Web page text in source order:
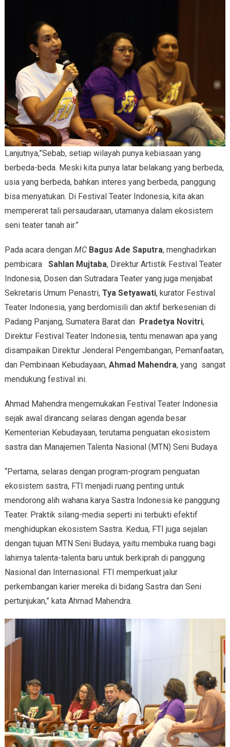
Lanjutnya,”Sebab, setiap wilayah punya kebiasaan yang
berbeda-beda. Meski kita punya latar belakang yang berbeda,
usia yang berbeda, bahkan interes yang berbeda, panggung
bisa menyatukan. Di Festival Teater Indonesia, kita akan
mempererat tali persaudaraan, utamanya dalam ekosistem
seni teater tanah air.”
Pada acara dengan MC Bagus Ade Saputra, menghadirkan
pembicara Sahlan Mujtaba, Direktur Artistik Festival Teater
Indonesia, Dosen dan Sutradara Teater yang juga menjabat
Sekretaris Umum Penastri, Tya Setyawati, kurator Festival
Teater Indonesia, yang berdomisili dan aktif berkesenian di
Padang Panjang, Sumatera Barat dan Pradetya Novitri,
Direktur Festival Teater Indonesia, tentu menawan apa yang
disampaikan Direktur Jenderal Pengembangan, Pemanfaatan,
dan Pembinaan Kebudayaan, Ahmad Mahendra, yang sangat
mendukung festival ini.
Ahmad Mahendra mengemukakan Festival Teater Indonesia
sejak awal dirancang selaras dengan agenda besar
Kementerian Kebudayaan, terutama penguatan ekosistem
sastra dan Manajemen Talenta Nasional (MTN) Seni Budaya.
“Pertama, selaras dengan program-program penguatan
ekosistem sastra, FTI menjadi ruang penting untuk
mendorong alih wahana karya Sastra Indonesia ke panggung
Teater. Praktik silang-media seperti ini terbukti efektif
menghidupkan ekosistem Sastra. Kedua, FTI juga sejalan
dengan tujuan MTN Seni Budaya, yaitu membuka ruang bagi
lahirnya talenta-talenta baru untuk berkiprah di panggung
Nasional dan Internasional. FTI memperkuat jalur
perkembangan karier mereka di bidang Sastra dan Seni
pertunjukan,” kata Ahmad Mahendra.